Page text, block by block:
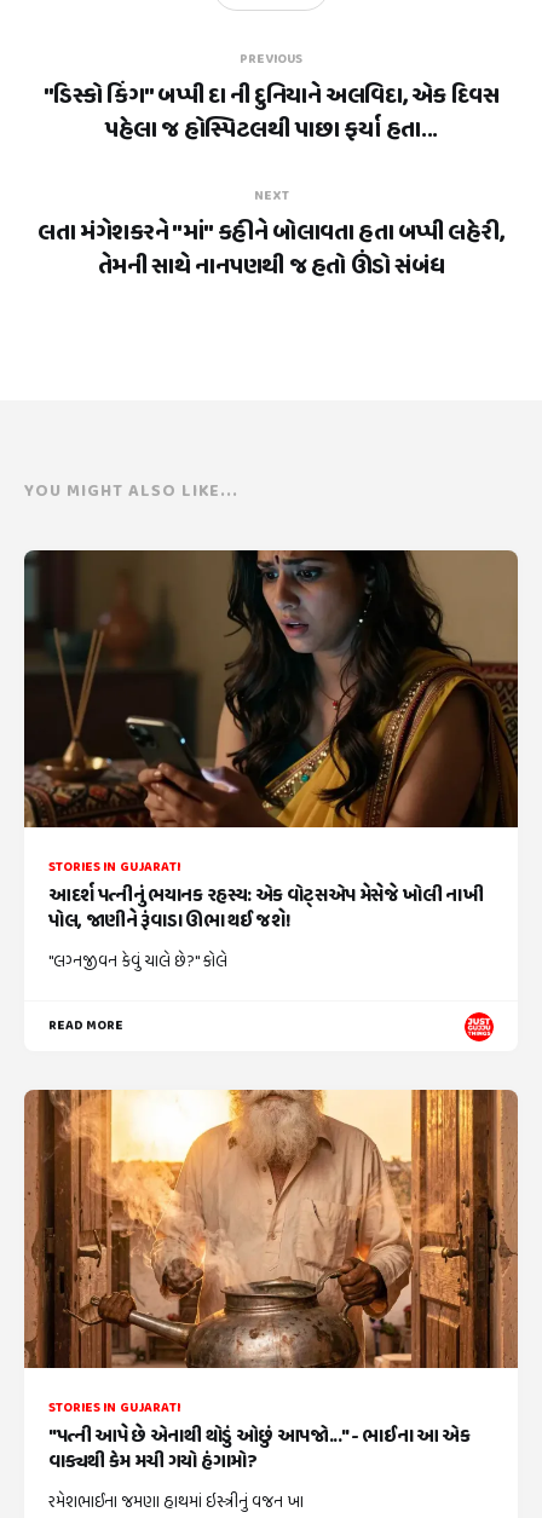
PREVIOUS
"ડિસ્કો કિંગ" બપ્પી દા ની દુનિયાને અલવિદા, એક દિવસ
પહેલા જ હોસ્પિટલથી પાછા ફર્યા હતા...
NEXT
લતા મંગેશકરને "માં" કહીને બોલાવતા હતા બપ્પી લહેરી,
તેમની સાથે નાનપણથી જ હતો ઊંડો સંબંધ
YOU MIGHT ALSO LIKE...
STORIES IN GUJARATI
આદર્શ પત્નીનું ભયાનક રહસ્ય: એક વોટ્સએપ મેસેજે ખોલી નાખી
પોલ, જાણીને રૂંવાડા ઊભા થઈ જશે!
"લગ્નજીવન કેવું ચાલે છે?" કોલે
READ MORE
STORIES IN GUJARATI
"પત્ની આપે છે એનાથી થોડું ઓછું આપજો..." - ભાઈના આ એક
વાક્યથી કેમ મચી ગયો હંગામો?
રમેશભાઈના જમણા હાથમાં ઇસ્ત્રીનું વજન ખા